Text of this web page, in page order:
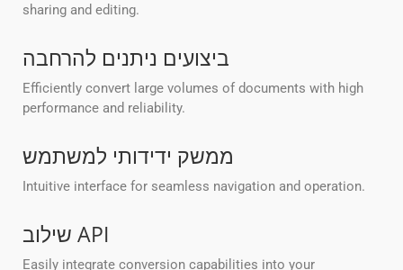
sharing and editing.
ביצועים ניתנים להרחבה
Efficiently convert large volumes of documents with high
performance and reliability.
ממשק ידידותי למשתמש
Intuitive interface for seamless navigation and operation.
שילוב API
Easily integrate conversion capabilities into your